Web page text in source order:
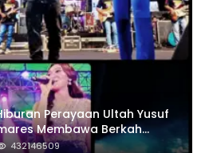
Perayaan Ultah Yusuf
Membawa Berkah
432146509